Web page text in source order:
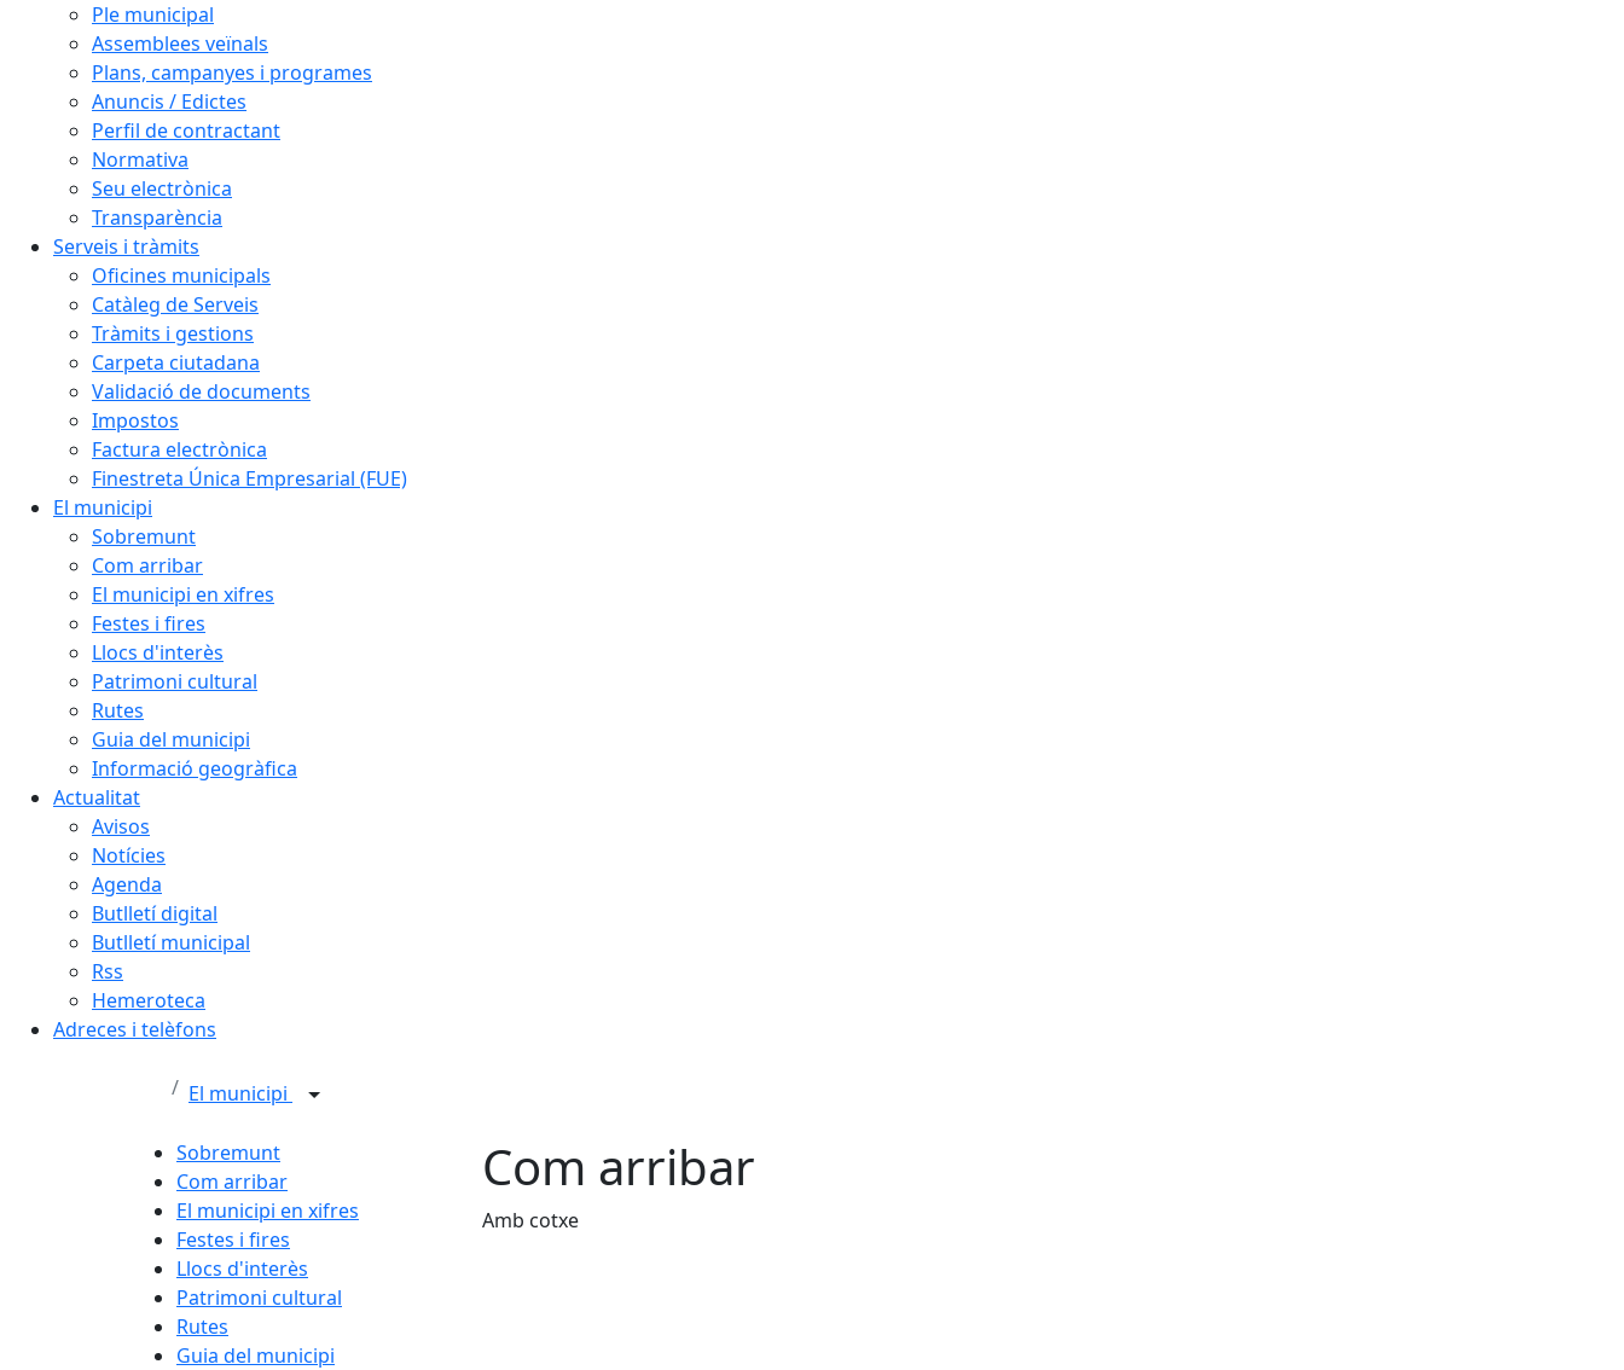
Ple municipal
Assemblees veïnals
Plans, campanyes i programes
Anuncis / Edictes
Perfil de contractant
Normativa
Seu electrònica
Transparència
Serveis i tràmits
Oficines municipals
Catàleg de Serveis
Tràmits i gestions
Carpeta ciutadana
Validació de documents
Impostos
Factura electrònica
Finestreta Única Empresarial (FUE)
El municipi
Sobremunt
Com arribar
El municipi en xifres
Festes i fires
Llocs d'interès
Patrimoni cultural
Rutes
Guia del municipi
Informació geogràfica
Actualitat
Avisos
Notícies
Agenda
Butlletí digital
Butlletí municipal
Rss
Hemeroteca
Adreces i telèfons
El municipi
Sobremunt
Com arribar
El municipi en xifres
Festes i fires
Llocs d'interès
Patrimoni cultural
Rutes
Guia del municipi
Com arribar
Amb cotxe